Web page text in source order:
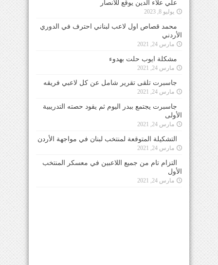
علي علاء الدين يوقع للأنصار
يوليو 8, 2023
محمد قصاص اول لاعب لبناني احترف في الدوري
الأردني
مارس 24, 2021
مشكلة ايوب حلت بهدوء
مارس 24, 2021
جاسبرت تلقى تقرير شامل عن كل لاعبي فريقه
مارس 24, 2021
جاسبرت يجتمع ببدر اليوم ثم يقود حصته التدريبية
الأولى
مارس 24, 2021
التشكيلة المتوقعة لمنتخب لبنان في مواجهة الأردن
مارس 24, 2021
التزام تام من جميع اللاعبين في معسكر المنتخب
الأول
مارس 24, 2021